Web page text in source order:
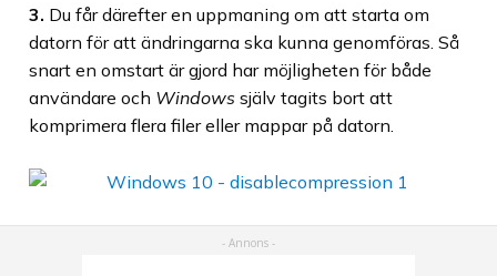
3. Du får därefter en uppmaning om att starta om
datorn för att ändringarna ska kunna genomföras. Så
snart en omstart är gjord har möjligheten för både
användare och Windows själv tagits bort att
komprimera flera filer eller mappar på datorn.